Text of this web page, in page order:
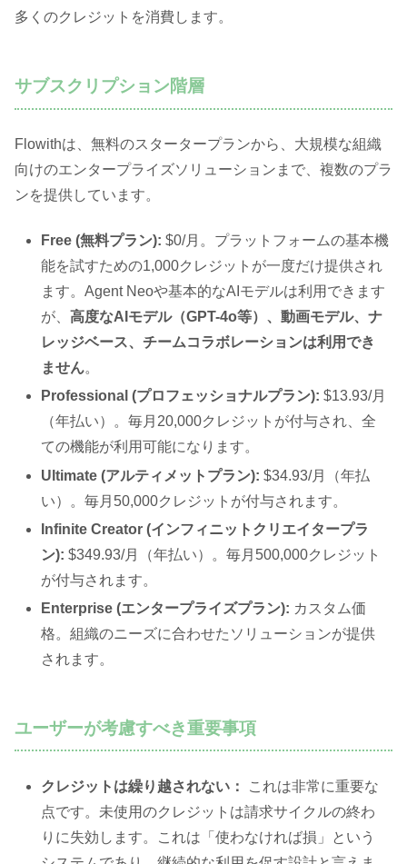
多くのクレジットを消費します。
サブスクリプション階層
Flowithは、無料のスタータープランから、大規模な組織
向けのエンタープライズソリューションまで、複数のプラ
ンを提供しています。
Free (無料プラン): $0/月。プラットフォームの基本機
能を試すための1,000クレジットが一度だけ提供され
ます。Agent Neoや基本的なAIモデルは利用できます
が、高度なAIモデル（GPT-4o等）、動画モデル、ナ
レッジベース、チームコラボレーションは利用でき
ません。
Professional (プロフェッショナルプラン): $13.93/月
（年払い）。毎月20,000クレジットが付与され、全
ての機能が利用可能になります。
Ultimate (アルティメットプラン): $34.93/月（年払
い）。毎月50,000クレジットが付与されます。
Infinite Creator (インフィニットクリエイタープラ
ン): $349.93/月（年払い）。毎月500,000クレジット
が付与されます。
Enterprise (エンタープライズプラン): カスタム価
格。組織のニーズに合わせたソリューションが提供
されます。
ユーザーが考慮すべき重要事項
クレジットは繰り越されない：
これは非常に重要な
点です。未使用のクレジットは請求サイクルの終わ
りに失効します。これは「使わなければ損」という